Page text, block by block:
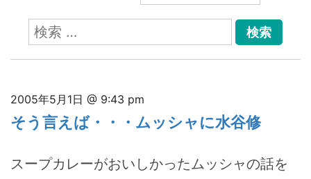
検
索:
2005年5月1日 @ 9:43 pm
そう言えば・・・ムッシャに水谷修
スープカレーがおいしかったムッシャの話を